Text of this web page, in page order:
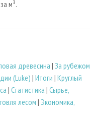
м³.
древесина | За рубежом
(Luke) | Итоги | Круглый
| Статистика | Сырье,
лесом | Экономика,